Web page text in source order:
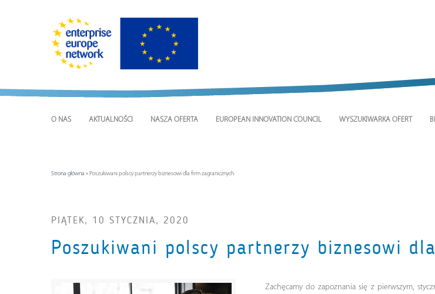
O NAS AKTUALNOŚCI NASZA OFERTA EUROPEAN INNOVATION COUNCIL WYSZUKIWARKA OFERT
Strona główna » Poszukiwani polscy partnerzy biznesowi dla firm zagranicznych.
PIĄTEK, 10 STYCZNIA, 2020
Poszukiwani polscy partnerzy biznesowi
Zachęcamy do zapoznania się z pierwszym,